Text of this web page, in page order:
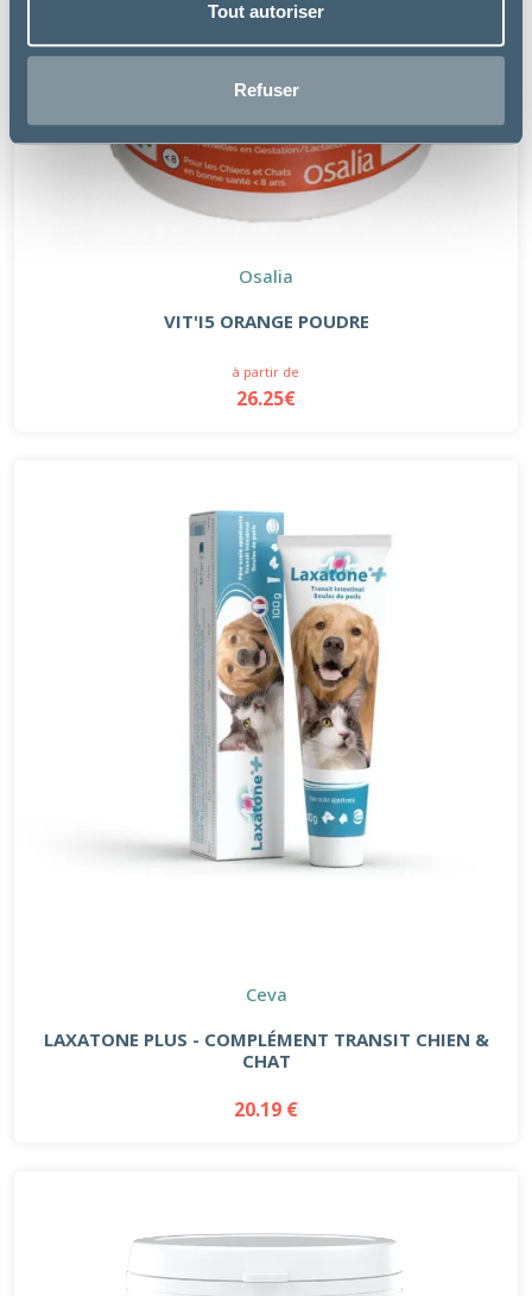
Tout autoriser
Refuser
Osalia
VIT'I5 ORANGE POUDRE
à partir de
26.25€
Ceva
LAXATONE PLUS - COMPLÉMENT TRANSIT CHIEN &
CHAT
20.19 €